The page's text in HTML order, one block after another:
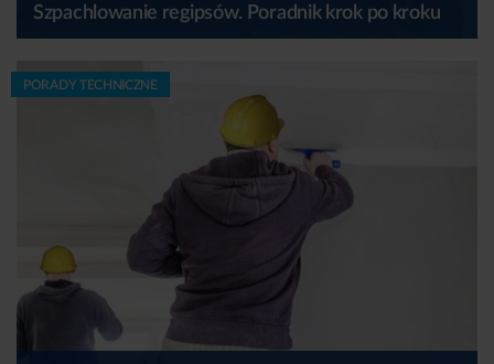
Szpachlowanie regipsów. Poradnik krok po kroku
PORADY TECHNICZNE